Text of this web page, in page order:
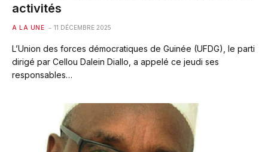
activités
A LA UNE 11 DÉCEMBRE 2025
L’Union des forces démocratiques de Guinée (UFDG), le parti
dirigé par Cellou Dalein Diallo, a appelé ce jeudi ses
responsables…